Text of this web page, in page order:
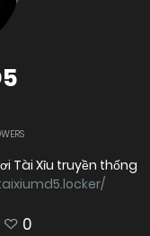
Tài Xỉu truyền thống
0